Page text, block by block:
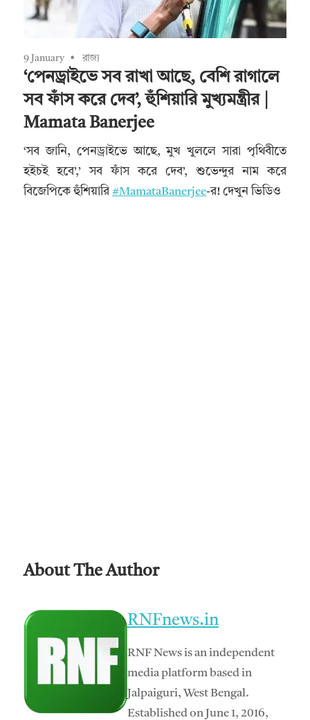
9 January রাজ্য
‘পেনড্রাইভে সব রাখা আছে, বেশি রাগালে
সব ফাঁস করে দেব’, হুঁশিয়ারি মুখ্যমন্ত্রীর |
Mamata Banerjee
‘সব জানি, পেনড্রাইভে আছে, মুখ খুললে সারা পৃথিবীতে
হইচই হবে’,’ সব ফাঁস করে দেব’, শুভেন্দুর নাম করে
বিজেপিকে হুঁশিয়ারি #MamataBanerjee-র! দেখুন ভিডিও
About The Author
RNFnews.in
RNF News is an independent
media platform based in
Jalpaiguri, West Bengal.
Established on June 1, 2016,